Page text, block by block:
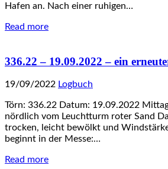
Hafen an. Nach einer ruhigen…
Read more
336.22 – 19.09.2022 – ein
19/09/2022 Logbuch
Törn: 336.22 Datum: 19.09.2022
nördlich vom Leuchtturm roter Sand
trocken, leicht bewölkt und
beginnt in der Messe:…
Read more